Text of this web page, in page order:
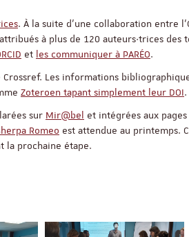
. À la suite d’une collaboration entre
à plus de 120 auteurs·trices des
et les communiquer à PARÉO.
Les informations
Zoteroen tapant simplement leur DOI.
sur Mir@bel et intégrées aux
Romeo est attendue au printemps.
la prochaine étape.